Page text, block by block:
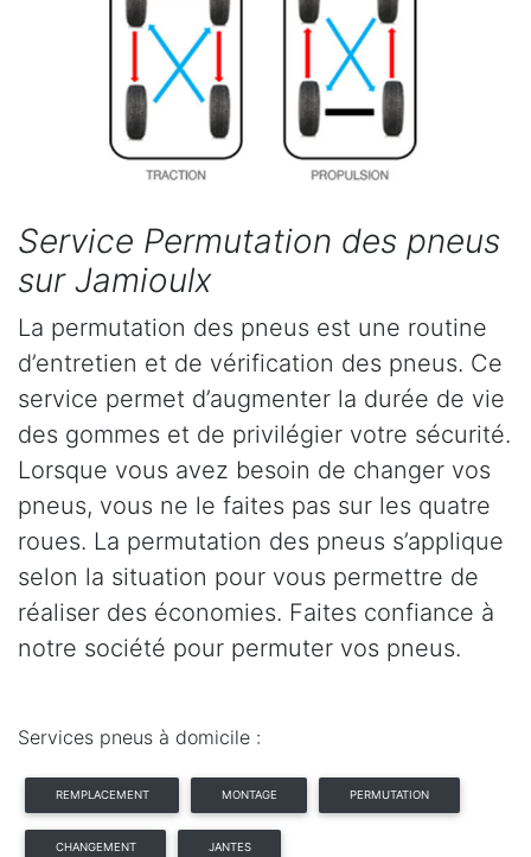
Service Permutation des pneus
sur Jamioulx
La permutation des pneus est une routine
d’entretien et de vérification des pneus. Ce
service permet d’augmenter la durée de vie
des gommes et de privilégier votre sécurité.
Lorsque vous avez besoin de changer vos
pneus, vous ne le faites pas sur les quatre
roues. La permutation des pneus s’applique
selon la situation pour vous permettre de
réaliser des économies. Faites confiance à
notre société pour permuter vos pneus.
Services pneus à domicile :
REMPLACEMENT MONTAGE PERMUTATION
CHANGEMENT JANTES